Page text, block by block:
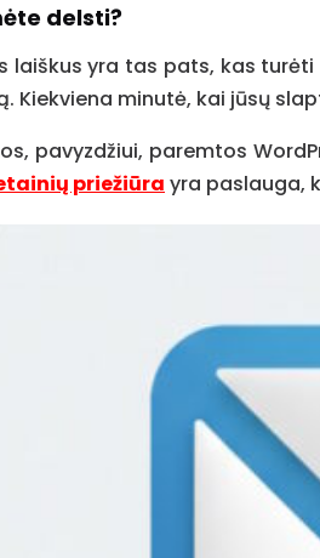
delsti?
laiškus yra tas pats, kas
Kiekviena minutė, kai jūsų
pavyzdžiui, paremtos
priežiūra yra paslauga,